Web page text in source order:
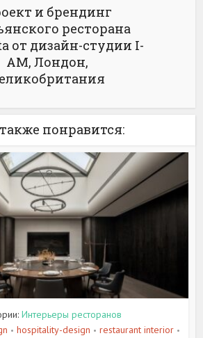
и брендинг
ресторана
от дизайн-студии I-
AM, Лондон,
понравится:
Интерьеры ресторанов
• hospitality-design • restaurant interior •